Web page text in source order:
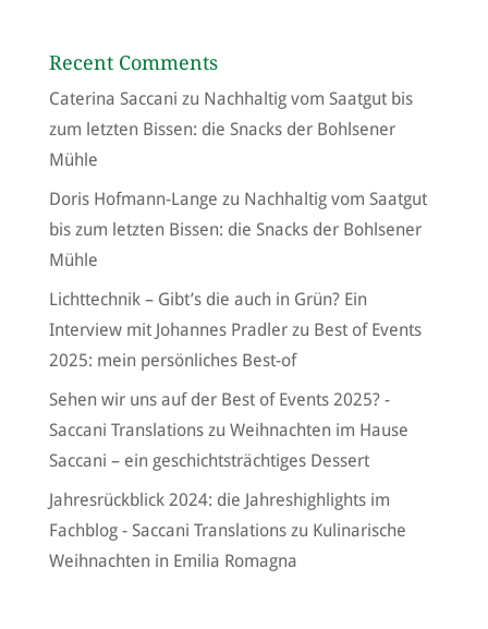
Recent Comments
Caterina Saccani zu Nachhaltig vom Saatgut bis
zum letzten Bissen: die Snacks der Bohlsener
Mühle
Doris Hofmann-Lange zu Nachhaltig vom Saatgut
bis zum letzten Bissen: die Snacks der Bohlsener
Mühle
Lichttechnik – Gibt’s die auch in Grün? Ein
Interview mit Johannes Pradlerzu Best of Events
2025: mein persönliches Best-of
Sehen wir uns auf der Best of Events 2025? -
Saccani Translationszu Weihnachten im Hause
Saccani – ein geschichtsträchtiges Dessert
Jahresrückblick 2024: die Jahreshighlights im
Fachblog - Saccani Translationszu Kulinarische
Weihnachten in Emilia Romagna